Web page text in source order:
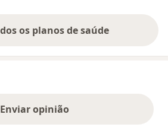
os planos de saúde
Enviar opinião